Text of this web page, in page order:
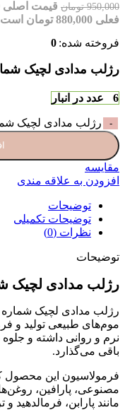
950,000 تومان قیمت اصلی 950,000 تومان بود.
فعلی 880,000 تومان است.
فروخته شده: 0
رژلب مدادی لچیک
6 عدد در انبار
رژلب مدادی لچیک شماره
مقایسه
افزودن به علاقه مندی
توضیحات
توضیحات تکمیلی
نظرات (0)
توضیحات
رژلب مدادی لچیک
موم‌های طبیعی تولید و
نرم و روانی داشته و
باقی می‌گذارد.
فرمولاسیون این محصول
مصنوعی، پارافین،
مانند پارابن، فرمالدهید